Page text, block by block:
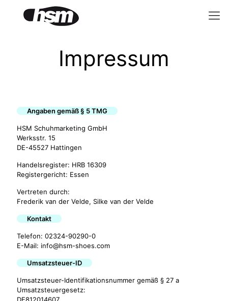
Impressum
Angaben gemäß § 5 TMG
HSM Schuhmarketing GmbH
Werksstr. 15
DE-45527 Hattingen
Handelsregister: HRB 16309
Registergericht: Essen
Vertreten durch:
Frederik van der Velde, Silke van der Velde
Kontakt
Telefon: 02324-90290-0
E-Mail: info@hsm-shoes.com
Umsatzsteuer-ID
Umsatzsteuer-Identifikationsnummer gemäß § 27 a
Umsatzsteuergesetz: